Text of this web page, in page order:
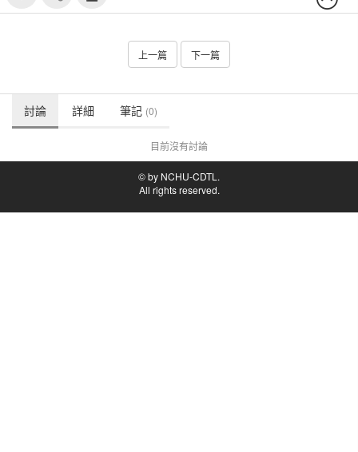
上一篇 下一篇
討論 詳細 筆記 (0)
目前沒有討論
© by NCHU-CDTL.
All rights reserved.